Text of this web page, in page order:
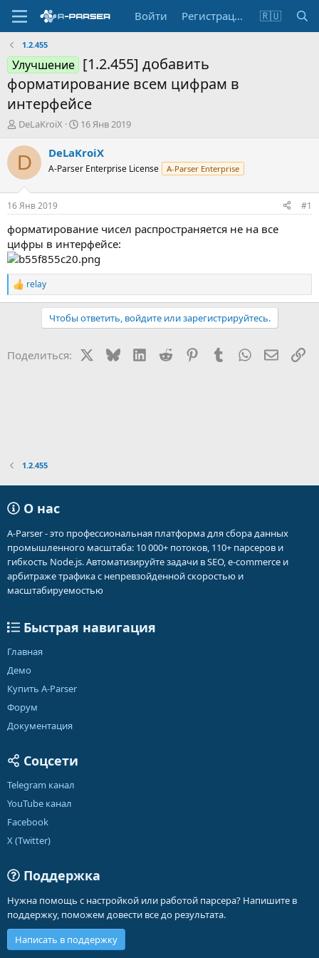
Войти Регистрация 🇷🇺
1.2.455
Улучшение [1.2.455] добавить
форматирование всем цифрам в
интерфейсе
А
т
т
е
м
ы
DeLaKroiX
Д
т
н
а
л
16 Янв 2019
D DeLaKroiX
A-Parser Enterprise License A-Parser Enterprise
16 Янв 2019 #1
форматирование чисел распространяется не на все
цифры в интерфейсе:
Р
е
и
relay
Чтобы ответить, войдите или зарегистрируйтесь.
Поделиться: BlueskyLinkedIn
Reddit PinterestTumblr WhatsApp
1.2.455
О нас
A-Parser - это профессиональная платформа для сбора данных
промышленного масштаба: 10 000+ потоков, 110+ парсеров и
гибкость Node.js. Автоматизируйте задачи в SEO, e-commerce и
арбитраже трафика с непревзойденной скоростью и
масштабируемостью
Быстрая навигация
Главная
Демо
Купить A-Parser
Форум
Документация
Соцсети
Telegram канал
YouTube канал
Facebook
X (Twitter)
Поддержка
Нужна помощь с настройкой или работой парсера? Напишите в
поддержку, поможем довести все до результата.
Написать в поддержку